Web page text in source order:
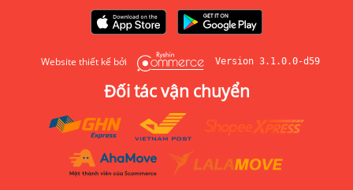
Website thiết kế bởi Version 3.1.0.0-d59
Đối tác vận chuyển